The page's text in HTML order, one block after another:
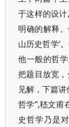
于这样的设
明确的解释
山历史哲学’
他一般的哲
把题目放宽
见解，下篇
哲学”,嵇文甫
史哲学乃是